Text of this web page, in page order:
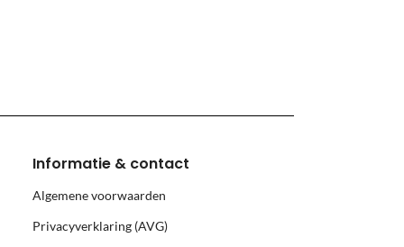
Informatie & contact
Algemene voorwaarden
Privacyverklaring (AVG)